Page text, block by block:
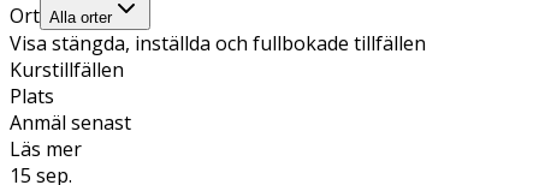
Ort Alla orter
Visa stängda, inställda och fullbokade tillfällen
Kurstillfällen
Plats
Anmäl senast
Läs mer
15 sep.